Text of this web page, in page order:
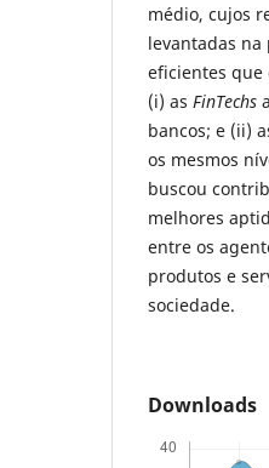
médio, cujos
levantadas
eficientes que
(i) as FinTechs
bancos; e (ii)
os mesmos
buscou
melhores
entre os
produtos e
sociedade.
Downloads